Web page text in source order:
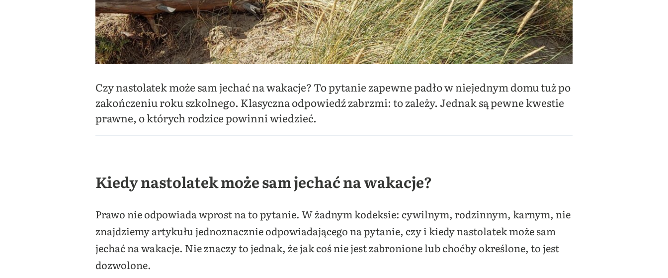
Czy nastolatek może sam jechać na wakacje? To pytanie zapewne padło w niejednym domu tuż po
zakończeniu roku szkolnego. Klasyczna odpowiedź zabrzmi: to zależy. Jednak są pewne kwestie
prawne, o których rodzice powinni wiedzieć.
Kiedy nastolatek może sam jechać na wakacje?
Prawo nie odpowiada wprost na to pytanie. W żadnym kodeksie: cywilnym, rodzinnym, karnym, nie
znajdziemy artykułu jednoznacznie odpowiadającego na pytanie, czy i kiedy nastolatek może sam
jechać na wakacje. Nie znaczy to jednak, że jak coś nie jest zabronione lub choćby określone, to jest
dozwolone.